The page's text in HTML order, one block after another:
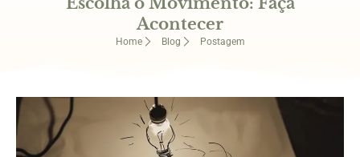
Acontecer
Home Blog Postagem